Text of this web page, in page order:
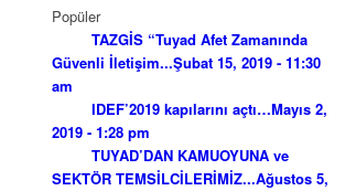
Popüler
TAZGİS “Tuyad Afet Zamanında
Güvenli İletişim...Şubat 15, 2019 - 11:30
am
IDEF’2019 kapılarını açtı…Mayıs 2,
2019 - 1:28 pm
TUYAD’DAN KAMUOYUNA ve
SEKTÖR TEMSİLCİLERİMİZ...Ağustos 5,